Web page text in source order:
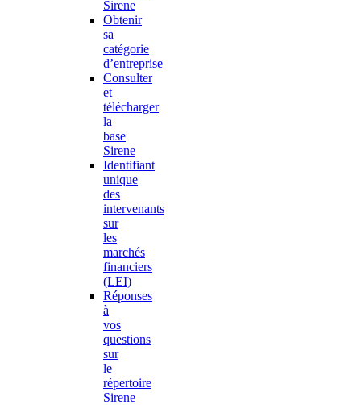
Sirene
Obtenir
sa
catégorie
d’entreprise
Consulter
et
télécharger
la
base
Sirene
Identifiant
unique
des
intervenants
sur
les
marchés
financiers
(LEI)
Réponses
à
vos
questions
sur
le
répertoire
Sirene